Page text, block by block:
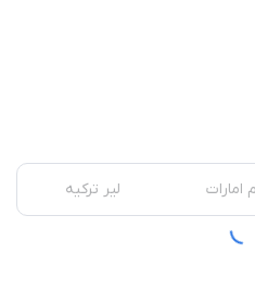
امارات لیر ترکیه